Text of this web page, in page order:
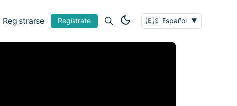
Registrarse Regístrate